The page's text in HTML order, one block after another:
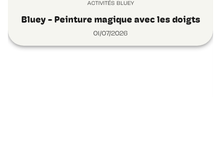
ACTIVITÉS BLUEY
Bluey - Peinture magique avec les doigts
01/07/2026